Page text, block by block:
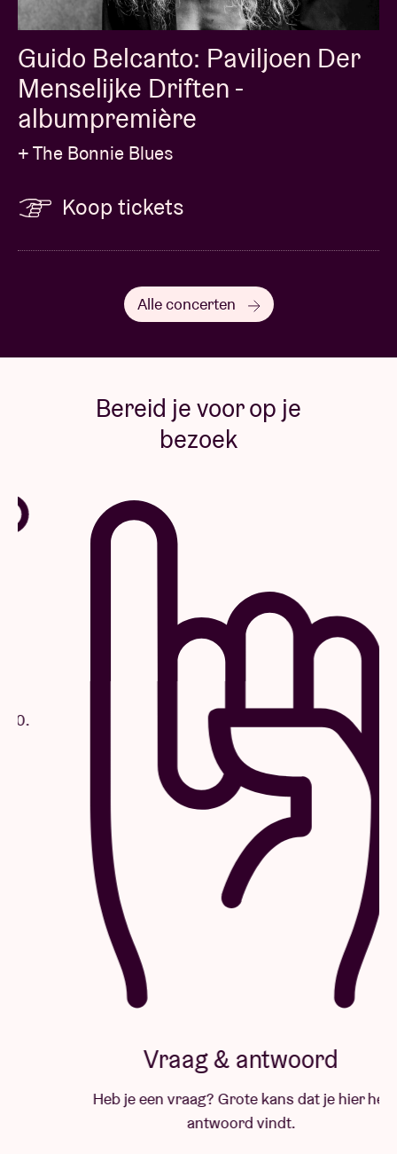
Guido Belcanto: Paviljoen Der
Menselijke Driften -
albumpremière
+ The Bonnie Blues
Koop tickets
Alle concerten
Bereid je voor op je
bezoek
Vraag & antwoord
Heb je een vraag? Grote kans dat je hier het
antwoord vindt.